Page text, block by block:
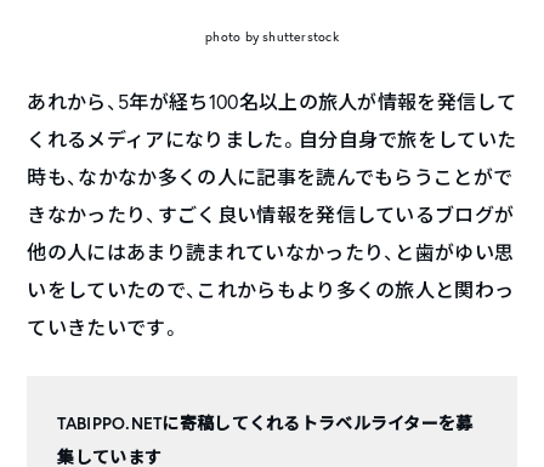
photo by shutterstock
あれから、5年が経ち100名以上の旅人が情報を発信して
くれるメディアになりました。自分自身で旅をしていた
時も、なかなか多くの人に記事を読んでもらうことがで
きなかったり、すごく良い情報を発信しているブログが
他の人にはあまり読まれていなかったり、と歯がゆい思
いをしていたので、これからもより多くの旅人と関わっ
ていきたいです。
TABIPPO.NETに寄稿してくれるトラベルライターを募
集しています